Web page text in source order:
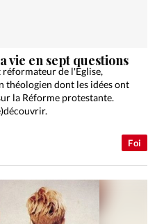
Foi
vie en sept questions
de l'Eglise,
théologien dont les idées ont
la Réforme protestante.